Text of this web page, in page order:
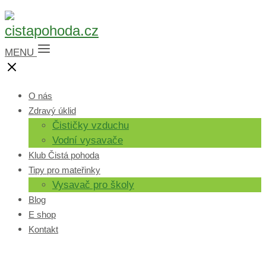
MENU
O nás
Zdravý úklid
Čističky vzduchu
Vodní vysavače
Klub Čistá pohoda
Tipy pro mateřinky
Vysavač pro školy
Blog
E shop
Kontakt